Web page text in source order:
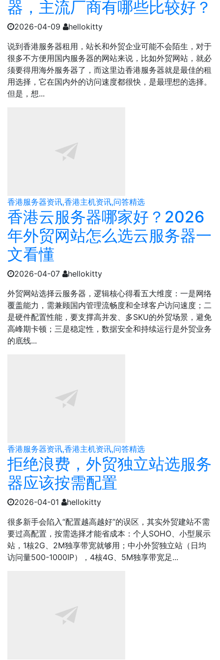
器，主流厂商有哪些比较好？
2026-04-09
hellokitty
说到香港服务器租用，站长和外贸企业可能不会陌生，对于
很多不方便用国内服务器的网站来说，比如外贸网站，就必
须要得用海外服务器了，而这里边香港服务器就是最佳的租
用选择，它在国内外的访问速度都很快，是最理想的选择。
但是，想...
香港服务器资讯,香港主机资讯,问答精选
香港云服务器哪家好？2026
年外贸网站怎么选云服务器一
文看懂
2026-04-07
hellokitty
外贸网站选择云服务器，逻辑核心得看五大维度：一是网络
覆盖能力，需兼顾国内管理流畅度和全球客户访问速度；二
是硬件配置性能，要支撑高并发、多SKU的外贸场景，避免
高峰期卡顿；三是稳定性，数据安全和持续运行是外贸业务
的底线...
香港服务器资讯,香港主机资讯,问答精选
拒绝浪费，外贸独立站选服务
器应该按需配置
2026-04-01
hellokitty
很多新手会陷入“配置越高越好”的误区，其实外贸建站不需
要过高配置，按需选择才能省成本：个人SOHO、小型展示
站，1核2G、2M独享带宽就够用；中小外贸独立站（日均
访问量500-1000IP），4核4G、5M独享带宽足...